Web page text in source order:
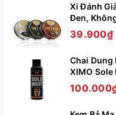
Chất liệu đế TPU
chân
Mềm mại, mịn màng,
cho bàn chân khi sử
Lót giày làm bằng
chống nước.
Xi Đánh
Đen,
Hãng XI08
39.900₫
Chai Dung
XIMO
Cao Su